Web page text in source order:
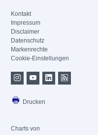
Kontakt
Impressum
Disclaimer
Datenschutz
Markenrechte
Cookie-Einstellungen
Drucken
Charts von